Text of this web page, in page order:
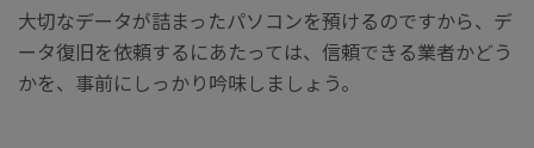
大切なデータが詰まったパソコンを預けるのですから、デ
ータ復旧を依頼するにあたっては、信頼できる業者かどう
かを、事前にしっかり吟味しましょう。